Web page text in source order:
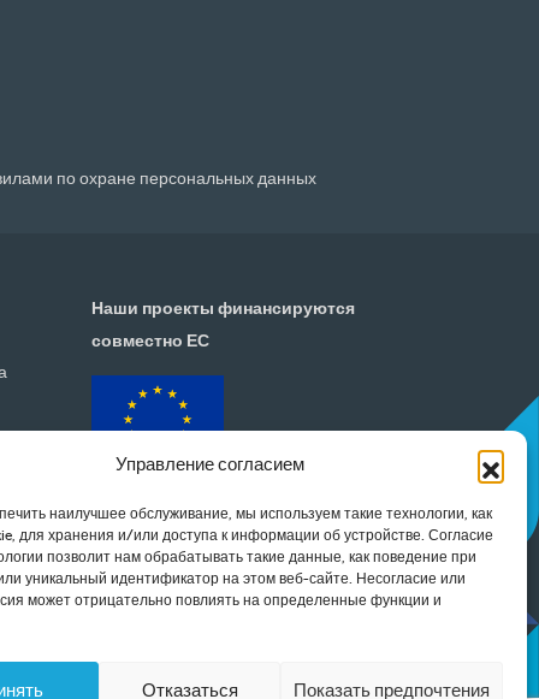
Управление согласием
наилучшее обслуживание, мы используем такие технологии, как
для хранения и/или доступа к информации об устройстве. Согласие
позволит нам обрабатывать такие данные, как поведение при
уникальный идентификатор на этом веб-сайте. Несогласие или
может отрицательно повлиять на определенные функции и
Отказаться Показать предпочтения
поохране персональных данных
Наши проекты финансируются
совместно ЕС